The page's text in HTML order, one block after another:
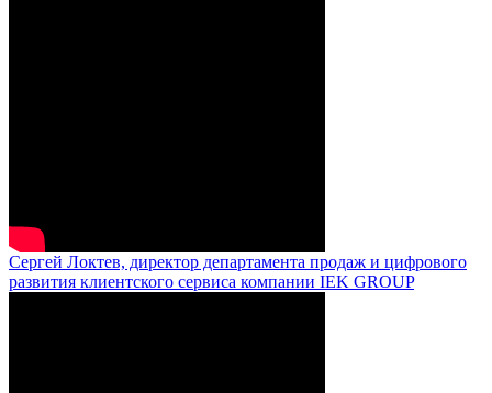
Сергей Локтев, директор департамента продаж и цифрового
развития клиентского сервиса компании IEK GROUP